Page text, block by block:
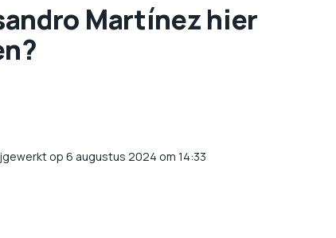
Martínez hier
op 6 augustus 2024 om 14:33